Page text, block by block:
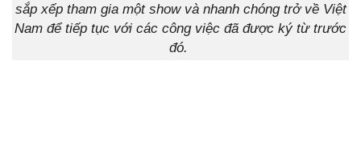
sắp xếp tham gia một show và nhanh chóng trở về Việt
Nam để tiếp tục với các công việc đã được ký từ trước
đó.